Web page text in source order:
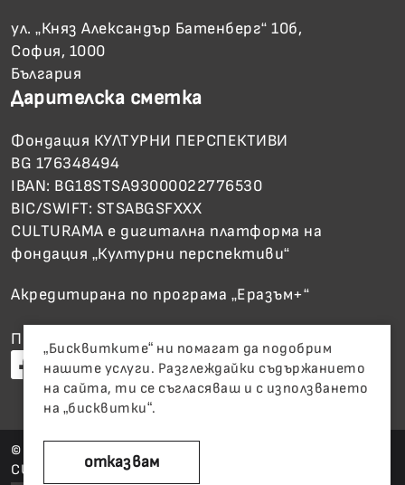
ул. „Княз Александър Батенберг“ 10б,
София, 1000
България
Дарителска сметка
Фондация КУЛТУРНИ ПЕРСПЕКТИВИ
BG 176348494
IBAN: BG18STSA93000022776530
BIC/SWIFT: STSABGSFXXX
CULTURAMA е дигитална платформа на
фондация „Културни перспективи“
Акредитирана по програма „Еразъм+“
Последвайте ни
©
CULTURAMA
design:
victormov
„Бисквитките“ ни помагат да подобрим
нашите услуги. Разглеждайки съдържанието
на сайта, ти се съгласяваш и с използването
на „бисквитки“.
отказвам